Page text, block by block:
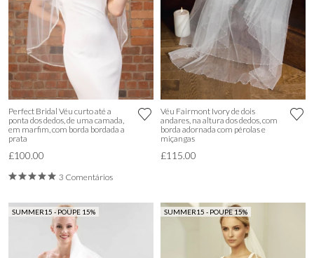
Perfect Bridal Véu curto até a
ponta dos dedos, de uma camada,
em marfim, com borda bordada a
prata
£100.00
3 Comentários
Véu Fairmont Ivory de dois
andares, na altura dos dedos, com
borda adornada com pérolas e
miçangas
£115.00
SUMMER15 - POUPE 15% SUMMER15 - POUPE 15%